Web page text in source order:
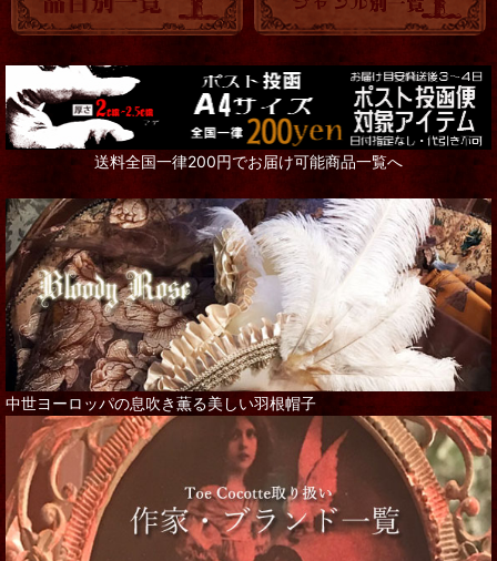
送料全国一律200円でお届け可能商品一覧へ
中世ヨーロッパの息吹き薫る美しい羽根帽子